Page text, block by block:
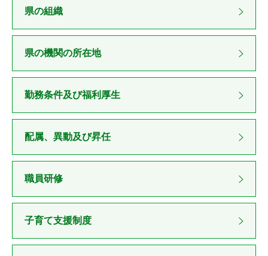
県の組織
県の機関の所在地
勤務条件及び福利厚生
配属、異動及び昇任
職員研修
子育て支援制度